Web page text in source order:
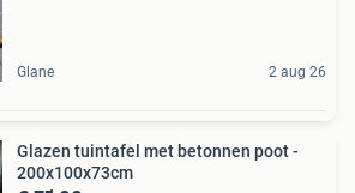
Glane 2 aug 26
Glazen tuintafel met betonnen poot -
200x100x73cm